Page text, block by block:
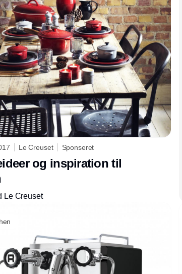
Le Creuset Sponseret
og inspiration til
Le Creuset